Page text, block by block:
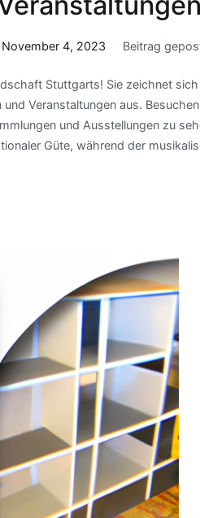
November 4, 2023 Beitrag
Stuttgarts! Sie zeichnet
Veranstaltungen aus.
und Ausstellungen zu
Güte, während der